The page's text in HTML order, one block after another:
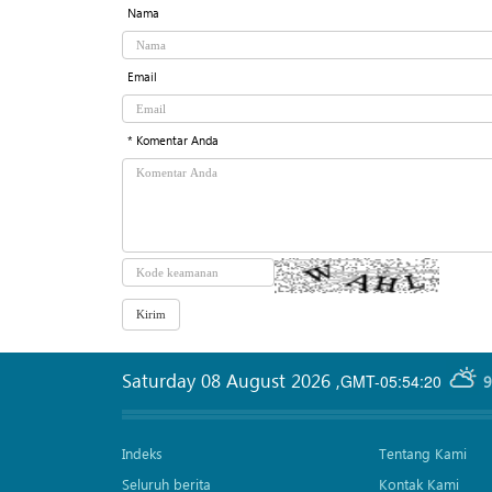
Nama
Email
* Komentar Anda
GMT-05:54:20
Saturday 08 August 2026 ,
Indeks
Seluruh berita
Tentang Kami
Kontak Kami